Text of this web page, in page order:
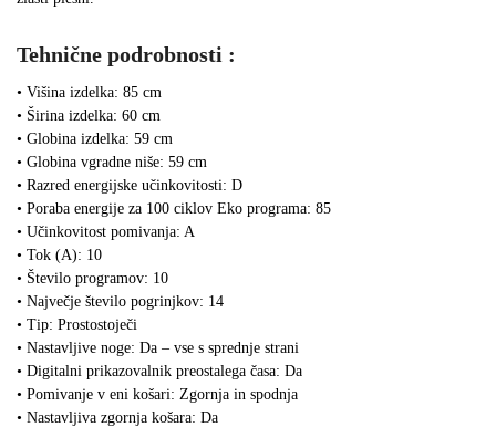
Tehnične podrobnosti :
• Višina izdelka: 85 cm
• Širina izdelka: 60 cm
• Globina izdelka: 59 cm
• Globina vgradne niše: 59 cm
• Razred energijske učinkovitosti: D
• Poraba energije za 100 ciklov Eko programa: 85
• Učinkovitost pomivanja: A
• Tok (A): 10
• Število programov: 10
• Največje število pogrinjkov: 14
• Tip: Prostostoječi
• Nastavljive noge: Da – vse s sprednje strani
• Digitalni prikazovalnik preostalega časa: Da
• Pomivanje v eni košari: Zgornja in spodnja
• Nastavljiva zgornja košara: Da